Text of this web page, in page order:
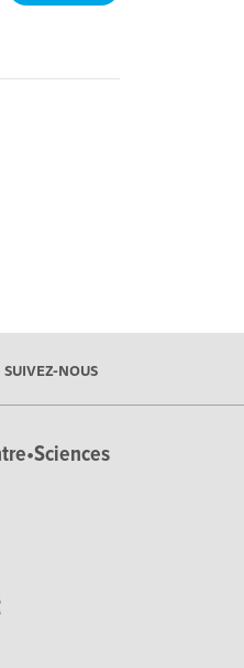
SUIVEZ-NOUS